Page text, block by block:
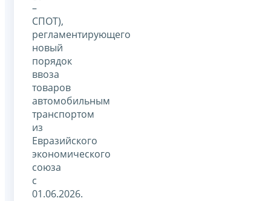
–
СПОТ),
регламентирующего
новый
порядок
ввоза
товаров
автомобильным
транспортом
из
Евразийского
экономического
союза
с
01.06.2026.